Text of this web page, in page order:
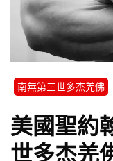
南無第三世多杰羌佛
美國聖約
世多杰羌